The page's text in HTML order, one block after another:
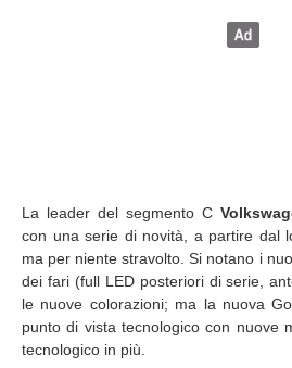
La leader del segmento C
con una serie di novità, a partire dal
ma per niente stravolto. Si notano i
dei fari (full LED posteriori di serie,
le nuove colorazioni; ma la nuova
punto di vista tecnologico con nuove
tecnologico in più.